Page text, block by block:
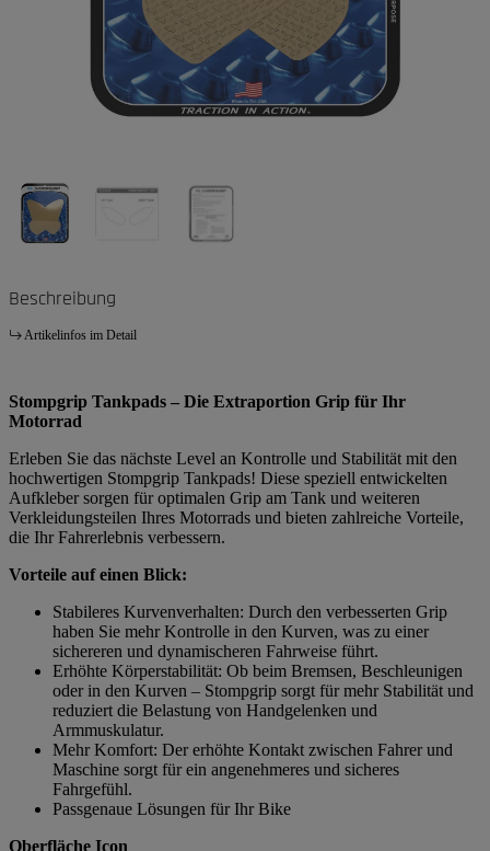
Beschreibung
Artikelinfos im Detail
Stompgrip Tankpads – Die Extraportion Grip für Ihr
Motorrad
Erleben Sie das nächste Level an Kontrolle und Stabilität mit den
hochwertigen Stompgrip Tankpads! Diese speziell entwickelten
Aufkleber sorgen für optimalen Grip am Tank und weiteren
Verkleidungsteilen Ihres Motorrads und bieten zahlreiche Vorteile,
die Ihr Fahrerlebnis verbessern.
Vorteile auf einen Blick:
Stabileres Kurvenverhalten: Durch den verbesserten Grip
haben Sie mehr Kontrolle in den Kurven, was zu einer
sichereren und dynamischeren Fahrweise führt.
Erhöhte Körperstabilität: Ob beim Bremsen, Beschleunigen
oder in den Kurven – Stompgrip sorgt für mehr Stabilität und
reduziert die Belastung von Handgelenken und
Armmuskulatur.
Mehr Komfort: Der erhöhte Kontakt zwischen Fahrer und
Maschine sorgt für ein angenehmeres und sicheres
Fahrgefühl.
Passgenaue Lösungen für Ihr Bike
Oberfläche Icon